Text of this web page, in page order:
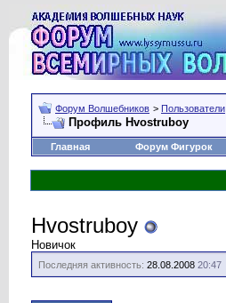
Форум Волшебников > Пользователи
Профиль Hvostruboy
Главная
Форум Фигурок
Hvostruboy
Новичок
Последняя активность: 28.08.2008 20:47